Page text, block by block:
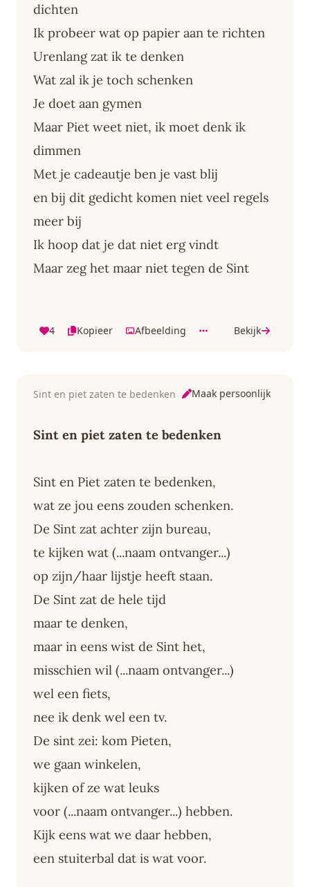
dichten
Ik probeer wat op papier aan te richten
Urenlang zat ik te denken
Wat zal ik je toch schenken
Je doet aan gymen
Maar Piet weet niet, ik moet denk ik
dimmen
Met je cadeautje ben je vast blij
en bij dit gedicht komen niet veel regels
meer bij
Ik hoop dat je dat niet erg vindt
Maar zeg het maar niet tegen de Sint
4 Kopieer Afbeelding Bekijk
Sint en piet zaten te bedenken Maak persoonlijk
Sint en piet zaten te bedenken
Sint en Piet zaten te bedenken,
wat ze jou eens zouden schenken.
De Sint zat achter zijn bureau,
te kijken wat (...naam ontvanger...)
op zijn/haar lijstje heeft staan.
De Sint zat de hele tijd
maar te denken,
maar in eens wist de Sint het,
misschien wil (...naam ontvanger...)
wel een fiets,
nee ik denk wel een tv.
De sint zei: kom Pieten,
we gaan winkelen,
kijken of ze wat leuks
voor (...naam ontvanger...) hebben.
Kijk eens wat we daar hebben,
een stuiterbal dat is wat voor.